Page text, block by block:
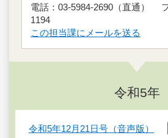
電話：03-5984-2690（直通）
1194
この担当課にメールを送る
令和5年
令和5年12月21日号（音声版）